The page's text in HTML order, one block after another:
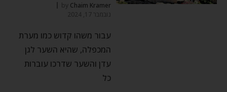
by Chaim Kramer
נובמבר 17, 2024
עבור משהו קדוש כמו מערת
המכפלה, שהיא השער לגן
עדן והשער שדרכו עוברות
כל